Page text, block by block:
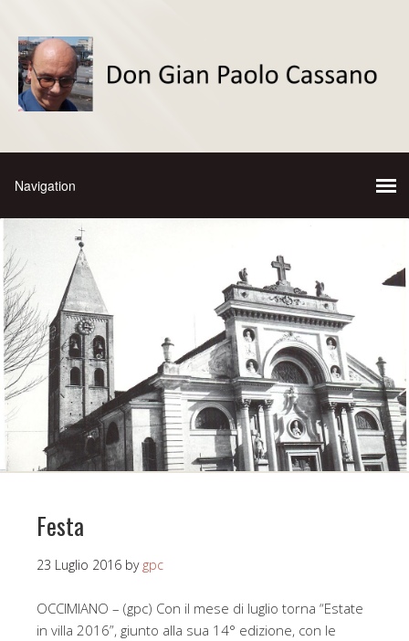
Festa
23 Luglio 2016 by gpc
OCCIMIANO – (gpc) Con il mese di luglio torna “Estate
in villa 2016”, giunto alla sua 14° edizione, con le